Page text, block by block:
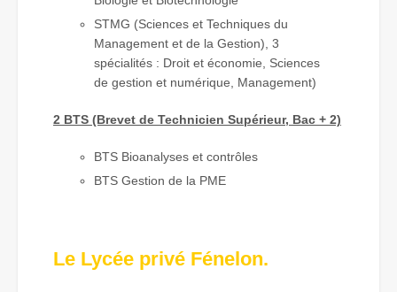
STMG (Sciences et Techniques du
Management et de la Gestion), 3
spécialités : Droit et économie, Sciences
de gestion et numérique, Management)
2 BTS (Brevet de Technicien Supérieur, Bac + 2)
BTS Bioanalyses et contrôles
BTS Gestion de la PME
Le Lycée privé Fénelon.